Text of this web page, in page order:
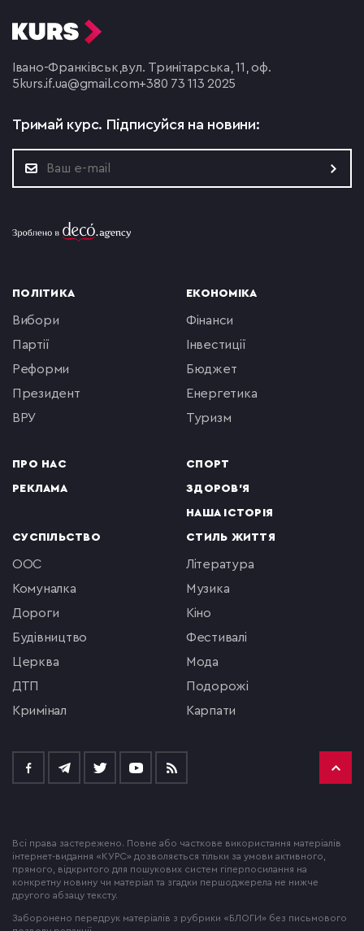
Івано-Франківськ,вул. Тринітарська, 11, оф.
5 kurs.if.ua@gmail.com+380 73 113 2025
Тримай курс. Підписуйся на новини:
ПОЛІТИКА
вибори
партії
реформи
президент
ВРУ
ПРО НАС
РЕКЛАМА
ЕКОНОМІКА
фінанси
інвестиції
бюджет
енергетика
туризм
СПОРТ
ЗДОРОВ'Я
НАША ІСТОРІЯ
СУСПІЛЬСТВО
ООС
комуналка
Дороги
будівництво
церква
ДТП
кримінал
СТИЛЬ ЖИТТЯ
література
музика
кіно
фестивалі
мода
подорожі
Карпати
Всі права застережено. Повне або часткове використання матеріалів
інтернет-видання «КУРС» дозволяється тільки за умови активного,
прямого, відкритого для пошукових систем гіперпосилання на
конкретну новину чи матеріал та згадки першоджерела не нижче
другого абзацу тексту.
Заборонено передрук матеріалів з рубрики «БЛОГИ» без письмового